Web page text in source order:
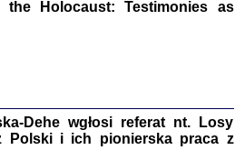
NAM KOLEJNA GODZINA ...
w ukryciu w latach 1943-1944
the Holocaust: Testimonies as
Dehe wgłosi referat nt. Losy
Polski i ich pionierska praca z